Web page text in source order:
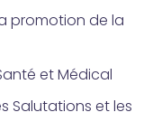
promotion de la
et Médical
Salutations et les